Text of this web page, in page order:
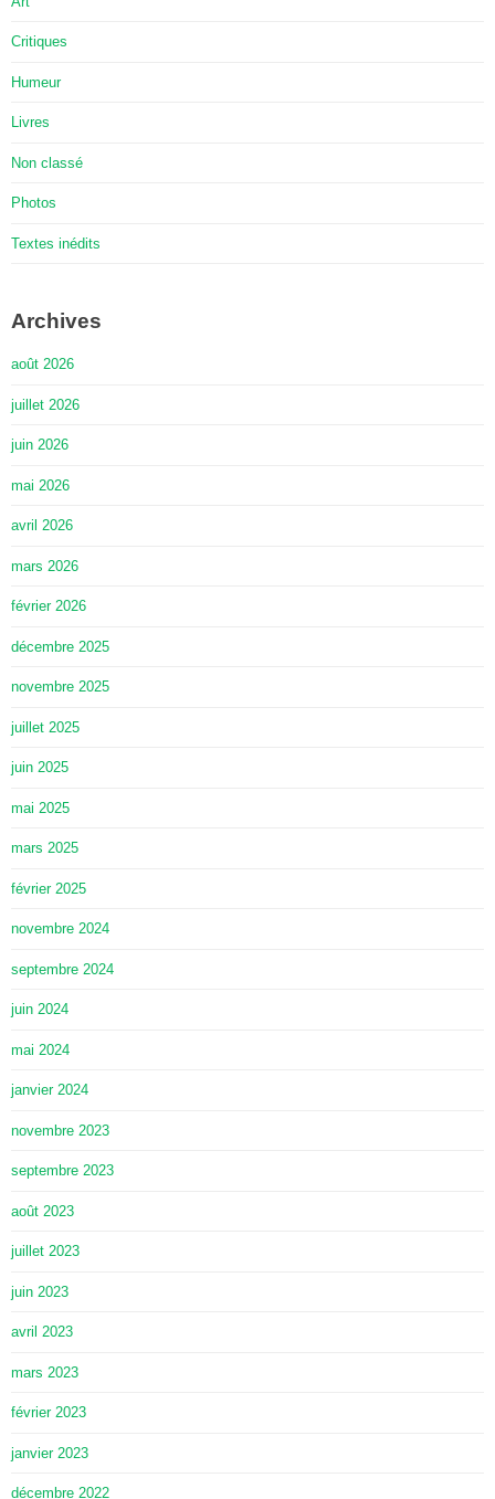
Critiques
Humeur
Livres
Non classé
Photos
Textes inédits
Archives
août 2026
juillet 2026
juin 2026
mai 2026
avril 2026
mars 2026
février 2026
décembre 2025
novembre 2025
juillet 2025
juin 2025
mai 2025
mars 2025
février 2025
novembre 2024
septembre 2024
juin 2024
mai 2024
janvier 2024
novembre 2023
septembre 2023
août 2023
juillet 2023
juin 2023
avril 2023
mars 2023
février 2023
janvier 2023
décembre 2022